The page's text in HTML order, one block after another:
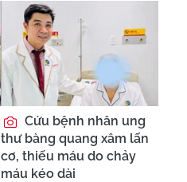
Cứu bệnh nhân ung
thư bàng quang xâm lấn
cơ, thiếu máu do chảy
máu kéo dài